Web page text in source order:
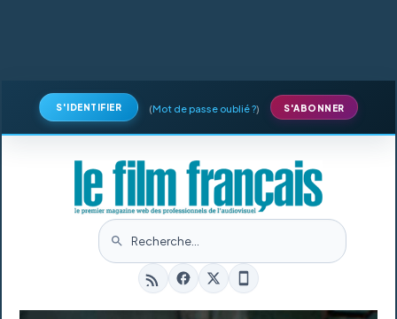
S'IDENTIFIER (Mot de passe oublié ?) S'ABONNER